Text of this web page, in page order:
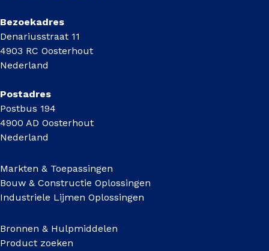
Bezoekadres
Denariusstraat 11
4903 RC Oosterhout
Nederland
Postadres
Postbus 194
4900 AD Oosterhout
Nederland
Markten & Toepassingen
Bouw & Constructie Oplossingen
Industriele Lijmen Oplossingen
Bronnen & Hulpmiddelen
Product zoeken